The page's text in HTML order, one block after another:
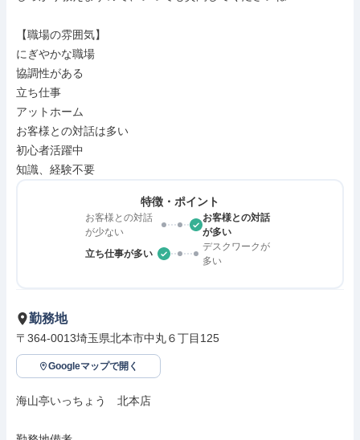
【職場の雰囲気】
にぎやかな職場
協調性がある
立ち仕事
アットホーム
お客様との対話は多い
初心者活躍中
知識、経験不要
特徴・ポイント
お客様との対話
が少ない
お客様との対話
が多い
立ち仕事が多い
デスクワークが
多い
勤務地
〒364-0013埼玉県北本市中丸６丁目125
Googleマップで開く
海山亭いっちょう　北本店